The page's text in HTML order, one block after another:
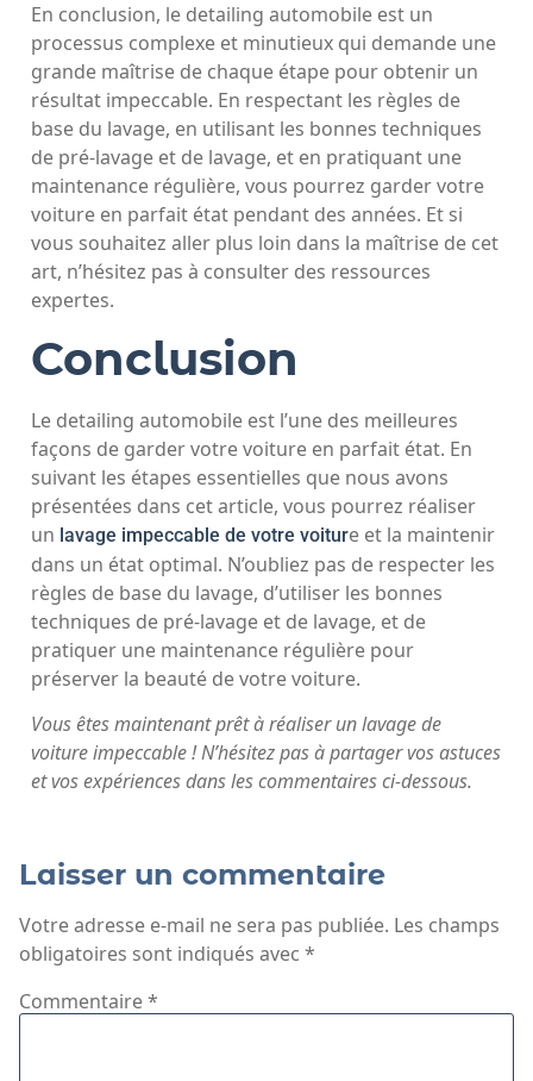
En conclusion, le detailing automobile est un
processus complexe et minutieux qui demande une
grande maîtrise de chaque étape pour obtenir un
résultat impeccable. En respectant les règles de
base du lavage, en utilisant les bonnes techniques
de pré-lavage et de lavage, et en pratiquant une
maintenance régulière, vous pourrez garder votre
voiture en parfait état pendant des années. Et si
vous souhaitez aller plus loin dans la maîtrise de cet
art, n’hésitez pas à consulter des ressources
expertes.
Conclusion
Le detailing automobile est l’une des meilleures
façons de garder votre voiture en parfait état. En
suivant les étapes essentielles que nous avons
présentées dans cet article, vous pourrez réaliser
un lavage impeccable de votre voiture et la maintenir
dans un état optimal. N’oubliez pas de respecter les
règles de base du lavage, d’utiliser les bonnes
techniques de pré-lavage et de lavage, et de
pratiquer une maintenance régulière pour
préserver la beauté de votre voiture.
Vous êtes maintenant prêt à réaliser un lavage de
voiture impeccable ! N’hésitez pas à partager vos astuces
et vos expériences dans les commentaires ci-dessous.
Laisser un commentaire
Votre adresse e-mail ne sera pas publiée. Les champs
obligatoires sont indiqués avec *
Commentaire*